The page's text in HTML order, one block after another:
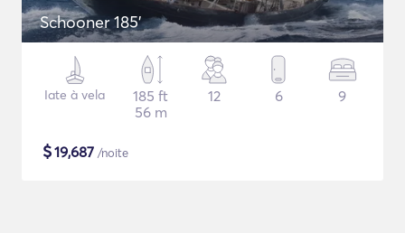
Schooner 185'
Iate à vela
185 ft
56 m
12 6 9
$19,687 /noite